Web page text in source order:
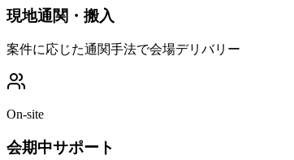
現地通関・搬入
案件に応じた通関手法で会場デリバリー
On-site
会期中サポート